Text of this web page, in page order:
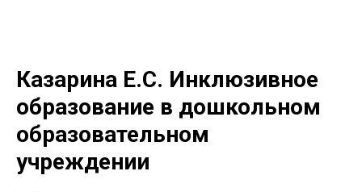
Казарина Е.С. Инклюзивное
образование в дошкольном
образовательном
учреждении